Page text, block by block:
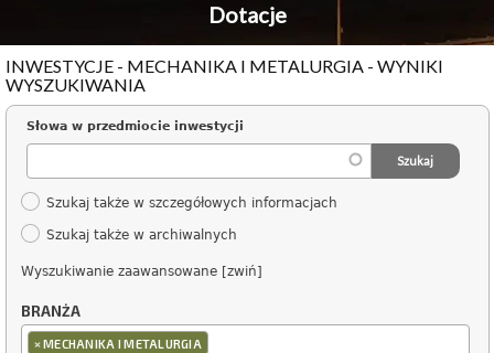
Dotacje
INWESTYCJE - MECHANIKA I METALURGIA - WYNIKI
WYSZUKIWANIA
Słowa w przedmiocie inwestycji
Szukaj także w szczegółowych informacjach
Szukaj także w archiwalnych
Wyszukiwanie zaawansowane [zwiń]
BRANŻA
×MECHANIKA I METALURGIA